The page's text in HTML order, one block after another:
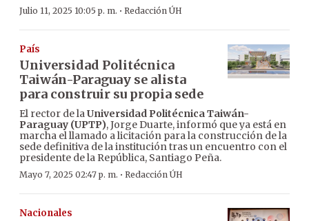
Julio 11, 2025 10:05 p. m. · Redacción ÚH
País
Universidad Politécnica
Taiwán-Paraguay se alista
para construir su propia sede
El rector de laUniversidad Politécnica Taiwán-
Paraguay (UPTP), Jorge Duarte, informó que ya está en
marcha el llamado a licitación para la construcción de la
sede definitiva de la institución tras un encuentro con el
presidente de la República, Santiago Peña.
Mayo 7, 2025 02:47 p. m. · Redacción ÚH
Nacionales